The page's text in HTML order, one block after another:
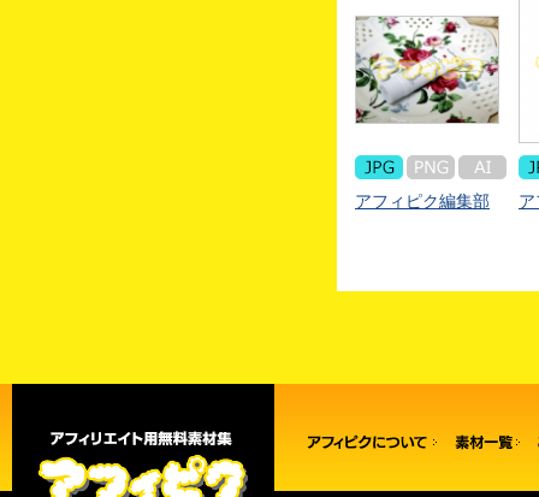
アフィピク編集部